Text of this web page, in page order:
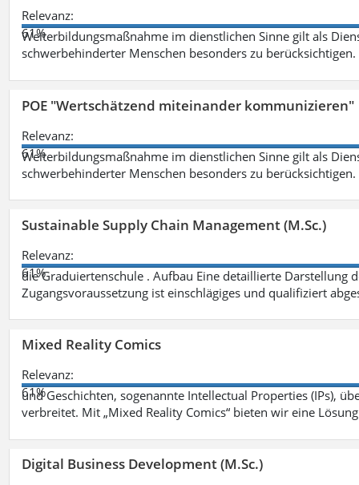
Relevanz:
61%
Weiterbildungsmaßnahme im dienstlichen Sinne gilt als
schwerbehinderter Menschen besonders zu berücksichtigen.
POE "Wertschätzend miteinander kommunizieren"
Relevanz:
61%
Weiterbildungsmaßnahme im dienstlichen Sinne gilt als
schwerbehinderter Menschen besonders zu berücksichtigen.
Sustainable Supply Chain Management (M.Sc.)
Relevanz:
61%
die Graduiertenschule . Aufbau Eine detaillierte Darstellung
Zugangsvoraussetzung ist einschlägiges und qualifiziert
Mixed Reality Comics
Relevanz:
61%
und Geschichten, sogenannte Intellectual Properties (IPs),
verbreitet. Mit „Mixed Reality Comics“ bieten wir eine
Digital Business Development (M.Sc.)